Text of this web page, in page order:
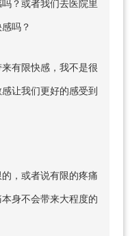
吗？
有限快感，我不是很
让我们更好的感受到
，或者说有限的疼痛
身不会带来大程度的